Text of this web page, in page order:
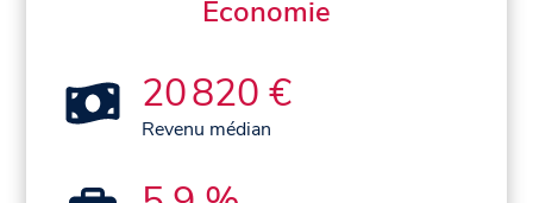
Économie
20 820 €
Revenu médian